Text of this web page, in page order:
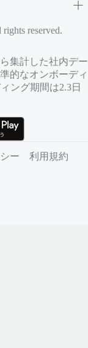
reserved.
集計した社内デー
的なオンボーディ
ング期間は2.3日
ー 利用規約